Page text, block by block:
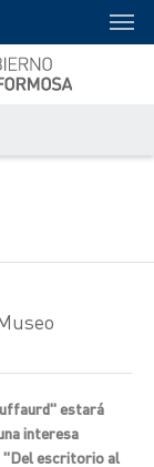
estará
interesa
"Del escritorio al